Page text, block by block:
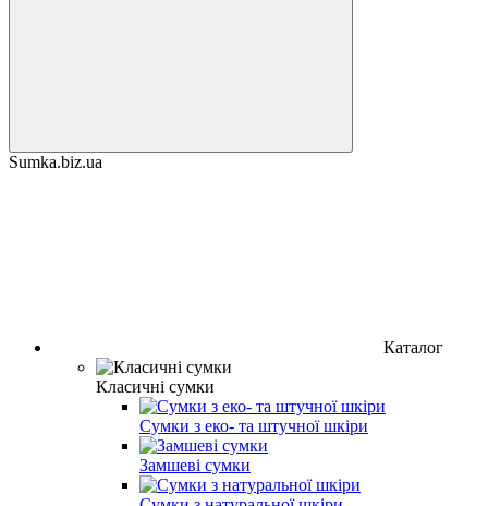
Sumka.biz.ua
Каталог
Класичні сумки
Сумки з еко- та штучної шкіри
Замшеві сумки